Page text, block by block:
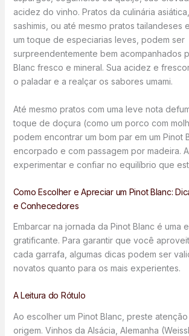
acidez do vinho. Pratos da culinária
sashimis, ou até mesmo pratos tailandeses
um toque de especiarias leves, podem ser
surpreendentemente bem acompanhados
Blanc fresco e mineral. Sua acidez e
o paladar e a realçar os sabores umami.
Até mesmo pratos com uma leve nota
toque de doçura (como um porco com
podem encontrar um bom par em um Pinot
encorpado e com passagem por madeira.
experimentar e confiar no equilíbrio que
Como Escolher e Apreciar um Pinot Blanc:
e Conhecedores
Embarcar na jornada da Pinot Blanc é uma
gratificante. Para garantir que você
cada garrafa, algumas dicas podem ser
novatos quanto para os mais experientes.
A Leitura do Rótulo
Ao escolher um Pinot Blanc, preste
origem. Vinhos da Alsácia, Alemanha